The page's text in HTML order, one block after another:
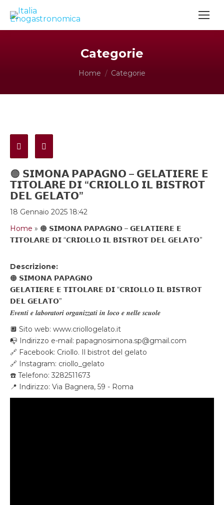
Categorie
Tu sei qui:
Home Categorie
🟠 𝗦𝗜𝗠𝗢𝗡𝗔 𝗣𝗔𝗣𝗔𝗚𝗡𝗢 – 𝗚𝗘𝗟𝗔𝗧𝗜𝗘𝗥𝗘 𝗘
𝗧𝗜𝗧𝗢𝗟𝗔𝗥𝗘 𝗗𝗜 “𝗖𝗥𝗜𝗢𝗟𝗟𝗢 𝗜𝗟 𝗕𝗜𝗦𝗧𝗥𝗢𝗧
𝗗𝗘𝗟 𝗚𝗘𝗟𝗔𝗧𝗢”
18 Gennaio 2025 18:42
Home » 🟠 𝗦𝗜𝗠𝗢𝗡𝗔 𝗣𝗔𝗣𝗔𝗚𝗡𝗢 – 𝗚𝗘𝗟𝗔𝗧𝗜𝗘𝗥𝗘 𝗘
𝗧𝗜𝗧𝗢𝗟𝗔𝗥𝗘 𝗗𝗜 “𝗖𝗥𝗜𝗢𝗟𝗟𝗢 𝗜𝗟 𝗕𝗜𝗦𝗧𝗥𝗢𝗧 𝗗𝗘𝗟 𝗚𝗘𝗟𝗔𝗧𝗢”
Descrizione:
🟠 𝗦𝗜𝗠𝗢𝗡𝗔 𝗣𝗔𝗣𝗔𝗚𝗡𝗢
𝗚𝗘𝗟𝗔𝗧𝗜𝗘𝗥𝗘 𝗘 𝗧𝗜𝗧𝗢𝗟𝗔𝗥𝗘 𝗗𝗜 “𝗖𝗥𝗜𝗢𝗟𝗟𝗢 𝗜𝗟 𝗕𝗜𝗦𝗧𝗥𝗢𝗧
𝗗𝗘𝗟 𝗚𝗘𝗟𝗔𝗧𝗢”
𝑬𝒗𝒆𝒏𝒕𝒊 𝒆 𝒍𝒂𝒃𝒐𝒓𝒂𝒕𝒐𝒓𝒊 𝒐𝒓𝒈𝒂𝒏𝒊𝒛𝒛𝒂𝒕𝒊 𝒊𝒏 𝒍𝒐𝒄𝒐 𝒆 𝒏𝒆𝒍𝒍𝒆 𝒔𝒄𝒖𝒐𝒍𝒆
🔲 Sito web: www.criollogelato.it
📭 Indirizzo e-mail: papagnosimona.sp@gmail.com
🔗 Facebook: Criollo. Il bistrot del gelato
🔗 Instagram: criollo_gelato
☎️ Telefono: 3282511673
📍 Indirizzo: Via Bagnera, 59 - Roma